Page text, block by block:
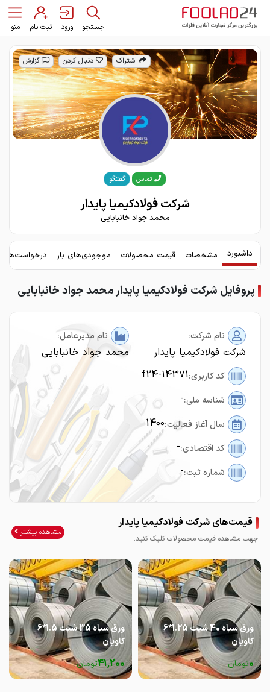
جستجو ورود ثبت نام منو
اشتراک دنبال کردن گزارش
تماس گفتگو
شرکت فولادکیمیا پایدار
محمد جواد خانبابایی
داشبورد مشخصات قیمت محصولات موجودی‌های بار
پروفایل شرکت فولادکیمیا پایدار محمد جواد خانبابایی
نام شرکت:
شرکت فولادکیمیا پایدار
نام مدیرعامل:
محمد جواد خانبابایی
کد کاربری:f24-14371
شناسه ملی:-
سال آغاز فعالیت:1400
کد اقتصادی:-
شماره ثبت:-
قیمت‌های شرکت فولادکیمیا پایدار
جهت مشاهده قیمت محصولات کلیک کنید.
مشاهده بیشتر
ورق سیاه 40 شیت 1.25*6
کاویان
0تومان
ورق سیاه 35 شیت 1.5*6
کاویان
41,200تومان